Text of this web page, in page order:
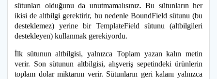
sütunları olduğunu da unutmamalısınız. Bu sütunların her
ikisi de altbilgi gerektirir, bu nedenle BoundField sütunu (bu
desteklemez) yerine bir TemplateField sütunu (altbilgileri
destekleyen) kullanmak gerekiyordu.
İlk sütunun altbilgisi, yalnızca Toplam yazan kalın metin
verir. Son sütunun altbilgisi, alışveriş sepetindeki ürünlerin
toplam dolar miktarını verir. Sütunların geri kalanı yalnızca